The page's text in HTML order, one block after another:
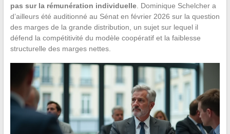
pas sur la rémunération individuelle. Dominique Schelcher a
d’ailleurs été auditionné au Sénat en février 2026 sur la question
des marges de la grande distribution, un sujet sur lequel il
défend la compétitivité du modèle coopératif et la faiblesse
structurelle des marges nettes.